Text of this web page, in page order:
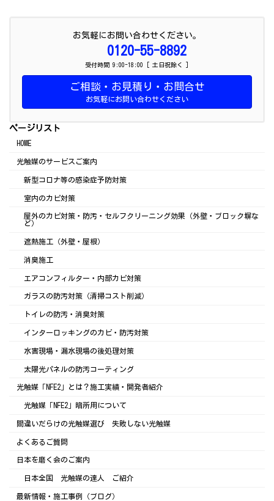
お気軽にお問い合わせください。
0120-55-8892
受付時間 9:00-18:00 [ 土日祝除く ]
ご相談・お見積り・お問合せ
お気軽にお問い合わせください
ページリスト
HOME
光触媒のサービスご案内
新型コロナ等の感染症予防対策
室内のカビ対策
屋外のカビ対策・防汚・セルフクリーニング効果（外壁・ブロック塀な
ど）
遮熱施工（外壁・屋根）
消臭施工
エアコンフィルター・内部カビ対策
ガラスの防汚対策（清掃コスト削減）
トイレの防汚・消臭対策
インターロッキングのカビ・防汚対策
水害現場・漏水現場の後処理対策
太陽光パネルの防汚コーティング
光触媒「NFE2」とは？施工実績・開発者紹介
光触媒「NFE2」暗所用について
間違いだらけの光触媒選び 失敗しない光触媒
よくあるご質問
日本を磨く会のご案内
日本全国 光触媒の達人 ご紹介
最新情報・施工事例（ブログ）